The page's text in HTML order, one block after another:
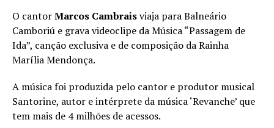
O cantorMarcos Cambraisviaja para Balneário
Camboriú e grava videoclipe da Música “Passagem de
Ida”, canção exclusiva e de composição da Rainha
Marília Mendonça.
A música foi produzida pelo cantor e produtor musical
Santorine, autor e intérprete da música ‘Revanche’ que
tem mais de 4 milhões de acessos.